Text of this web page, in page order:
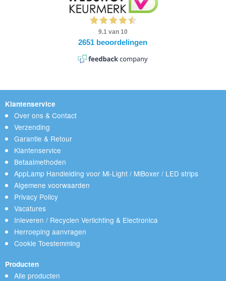
Klantenservice
Over ons & Contact
Verzending
Garantie & Retour
Klantenservice
Betaalmethoden
AppLamp Handleiding voor Mi-Light / MiBoxer / LED strips
Algemene voorwaarden
Privacy Policy
Vacatures
Inleveren / Recyclen Verlichting & Electronica
Herroeping aanvragen
Cookie Toestemming
Producten
Alle producten